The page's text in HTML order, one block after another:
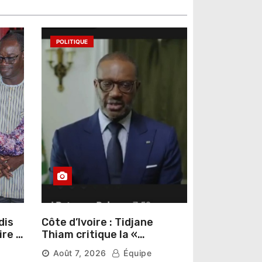
»
POLITIQUE
Côte d’Ivoire : Tidjane
Thiam critique la «
judiciarisation » de la
politique et appelle à
Août 7, 2026
Équipe